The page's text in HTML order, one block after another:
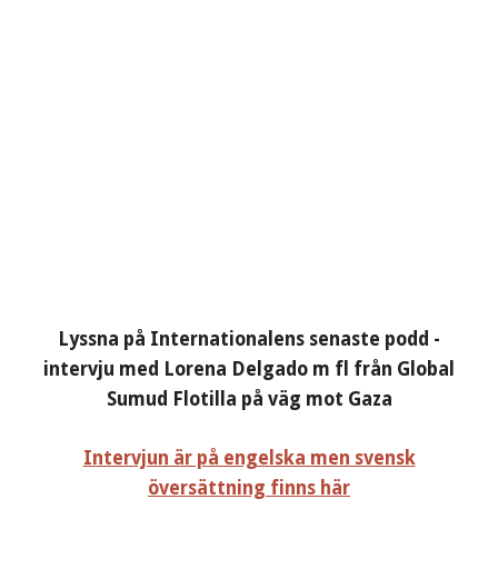
Lyssna på Internationalens senaste podd -
intervju med Lorena Delgado m fl från Global
Sumud Flotilla på väg mot Gaza
Intervjun är på engelska men svensk
översättning finns här